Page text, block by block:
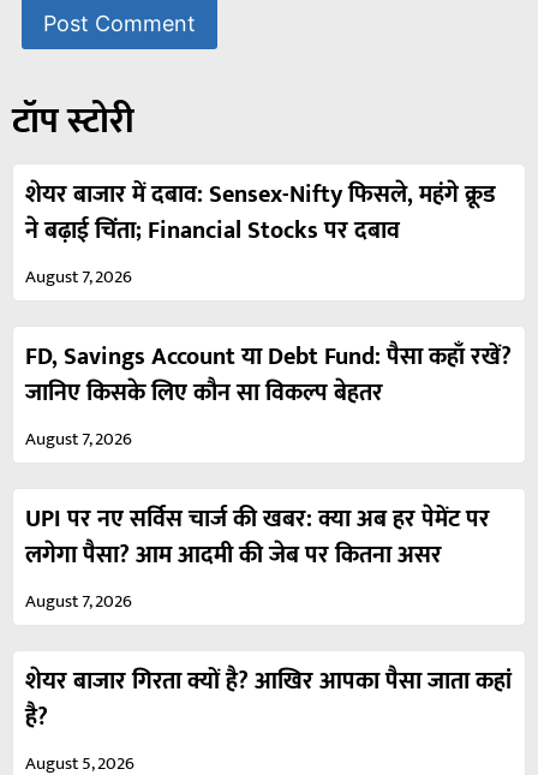
टॉप स्टोरी
शेयर बाजार में दबाव: Sensex-Nifty फिसले, महंगे क्रूड
ने बढ़ाई चिंता; Financial Stocks पर दबाव
August 7, 2026
FD, Savings Account या Debt Fund: पैसा कहाँ रखें?
जानिए किसके लिए कौन सा विकल्प बेहतर
August 7, 2026
UPI पर नए सर्विस चार्ज की खबर: क्या अब हर पेमेंट पर
लगेगा पैसा? आम आदमी की जेब पर कितना असर
August 7, 2026
शेयर बाजार गिरता क्यों है? आखिर आपका पैसा जाता कहां
है?
August 5, 2026